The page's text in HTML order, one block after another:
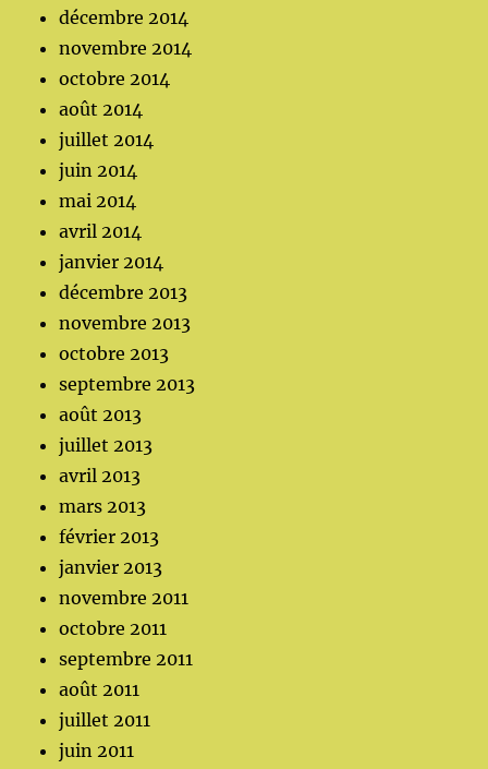
décembre 2014
novembre 2014
octobre 2014
août 2014
juillet 2014
juin 2014
mai 2014
avril 2014
janvier 2014
décembre 2013
novembre 2013
octobre 2013
septembre 2013
août 2013
juillet 2013
avril 2013
mars 2013
février 2013
janvier 2013
novembre 2011
octobre 2011
septembre 2011
août 2011
juillet 2011
juin 2011